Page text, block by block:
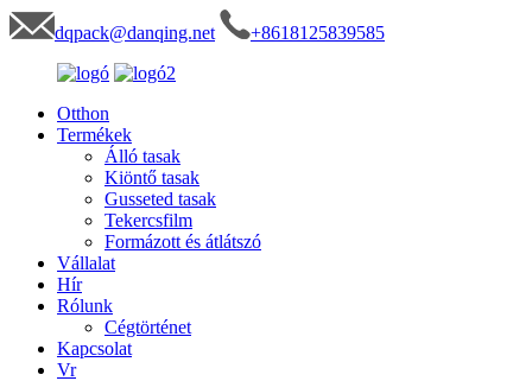
dqpack@danqing.net +8618125839585
Otthon
Termékek
Álló tasak
Kiöntő tasak
Gusseted tasak
Tekercsfilm
Formázott és átlátszó
Vállalat
Hír
Rólunk
Cégtörténet
Kapcsolat
Vr